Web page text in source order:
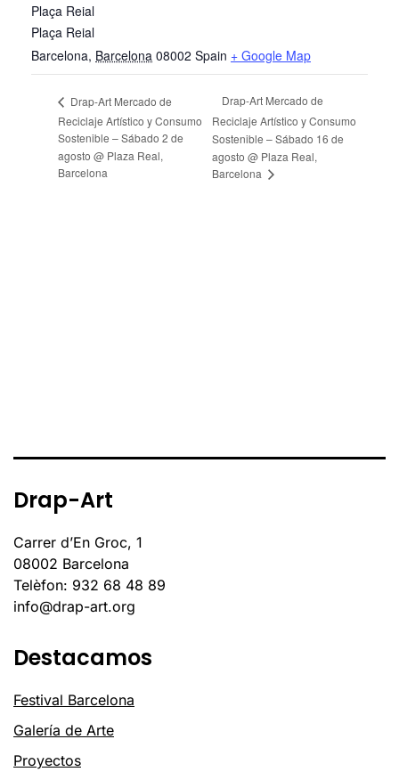
Plaça Reial
Plaça Reial
Barcelona, Barcelona 08002 Spain + Google Map
Drap-Art Mercado de
Reciclaje Artístico y Consumo
Sostenible – Sábado 2 de
agosto @ Plaza Real,
Barcelona
Drap-Art Mercado de
Reciclaje Artístico y Consumo
Sostenible – Sábado 16 de
agosto @ Plaza Real,
Barcelona
Drap-Art
Carrer d’En Groc, 1
08002 Barcelona
Telèfon: 932 68 48 89
info@drap-art.org
Destacamos
Festival Barcelona
Galería de Arte
Proyectos